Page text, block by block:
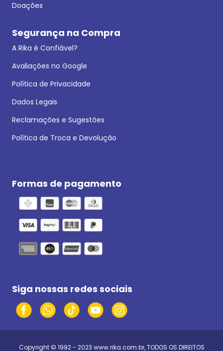
Doações
Segurança na Compra
A Rika é Confiável?
Avaliações no Google
Política de Privacidade
Dados Legais
Reclamações e Sugestões
Política de Troca e Devolução
Formas de pagamento
Siga nossas redes sociais
Copyright © 1992 - 2023 www.rika.com.br, TODOS OS DIREITOS